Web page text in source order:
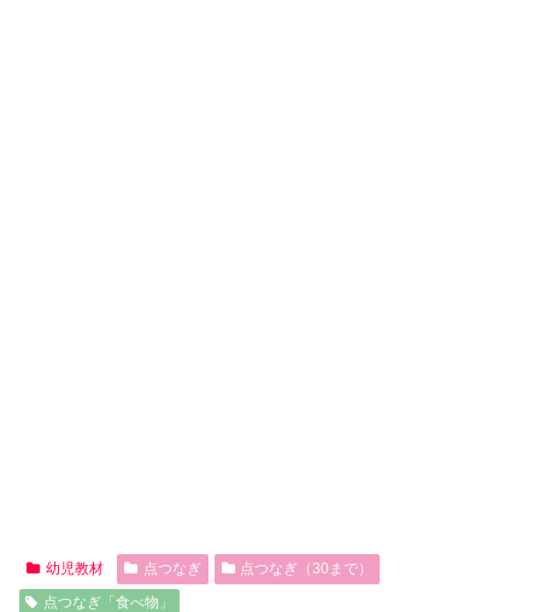
幼児教材 点つなぎ
点つなぎ（30まで）
点つなぎ「食べ物」